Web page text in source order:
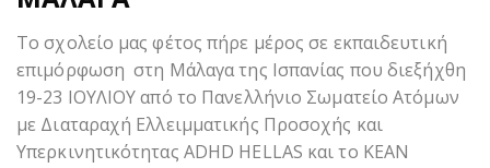
Το σχολείο μας φέτος πήρε μέρος σε εκπαιδευτική
επιμόρφωση στη Μάλαγα της Ισπανίας που διεξήχθη
19-23 ΙΟΥΛΙΟΥ από το Πανελλήνιο Σωματείο Ατόμων
με Διαταραχή Ελλειμματικής Προσοχής και
Υπερκινητικότητας ADHD HELLAS και το KEAN